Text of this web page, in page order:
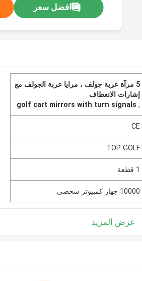
افضل سعر
5 مرآة عربة جولف ، مرايا عربة الجولف مع
إشارات الانعطاف
,
golf cart mirrors with turn signals
CE
TOP GOLF
1 قطعة
10000 جهاز كمبيوتر شخصى
عرض المزيد